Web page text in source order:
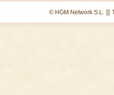
© HGM Network S.L. ||